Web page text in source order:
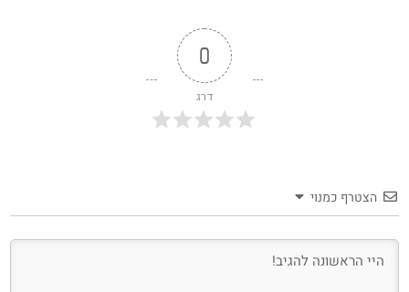
0
דרג
הצטרף כמנוי